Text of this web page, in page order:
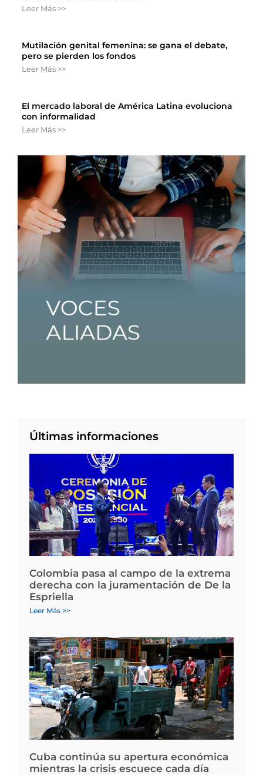
Leer Más >>
Mutilación genital femenina: se gana el debate,
pero se pierden los fondos
Leer Más >>
El mercado laboral de América Latina evoluciona
con informalidad
Leer Más >>
Últimas informaciones
Colombia pasa al campo de la extrema
derecha con la juramentación de De la
Espriella
Leer Más >>
Cuba continúa su apertura económica
mientras la crisis escuece cada día